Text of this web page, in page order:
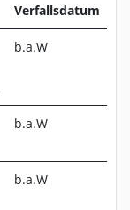
Verfallsdatum
b.a.W
b.a.W
b.a.W